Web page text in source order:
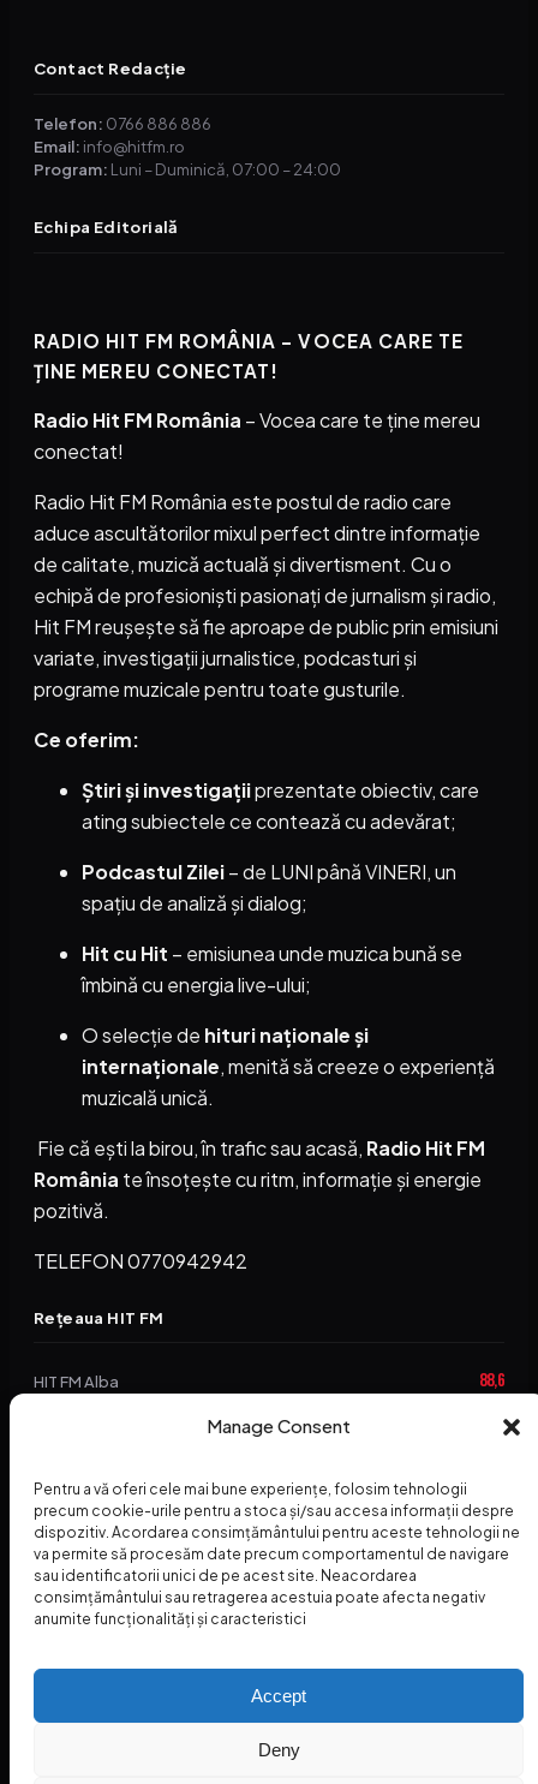
Manage Consent
Pentru a vă oferi cele mai bune experiențe, folosim tehnologii
precum cookie-urile pentru a stoca și/sau accesa informații despre
dispozitiv. Acordarea consimțământului pentru aceste tehnologii ne
va permite să procesăm date precum comportamentul de navigare
sau identificatorii unici de pe acest site. Neacordarea
consimțământului sau retragerea acestuia poate afecta negativ
anumite funcționalități și caracteristici
Accept
Deny
Contact Redacție
Telefon: 0766 886 886
Email: info@hitfm.ro
Program: Luni – Duminică, 07:00 – 24:00
Echipa Editorială
RADIO HIT FM ROMÂNIA – VOCEA CARE TE
ȚINE MEREU CONECTAT!
Radio Hit FM România – Vocea care te ține mereu
conectat!
Radio Hit FM România este postul de radio care
aduce ascultătorilor mixul perfect dintre informație
de calitate, muzică actuală și divertisment. Cu o
echipă de profesioniști pasionați de jurnalism și radio,
Hit FM reușește să fie aproape de public prin emisiuni
variate, investigații jurnalistice, podcasturi și
programe muzicale pentru toate gusturile.
Ce oferim:
Știri și investigațiiprezentate obiectiv, care
ating subiectele ce contează cu adevărat;
Podcastul Zilei– de LUNI până VINERI, un
spațiu de analiză și dialog;
Hit cu Hit – emisiunea unde muzica bună se
îmbină cu energia live-ului;
O selecție de hituri naționale și
internaționale, menită să creeze o experiență
muzicală unică.
Fie că ești la birou, în trafic sau acasă, Radio Hit FM
România te însoțește cu ritm, informație și energie
pozitivă.
TELEFON 0770942942
Rețeaua HIT FM
HIT FM Alba 88,6
94,2
HIT FM Abrud 94,3
HIT FM Horezu 95,1
HIT FM Nehoiu 88,2
© 2026 Radio Hit FM — SC HITFM GROUP SRL